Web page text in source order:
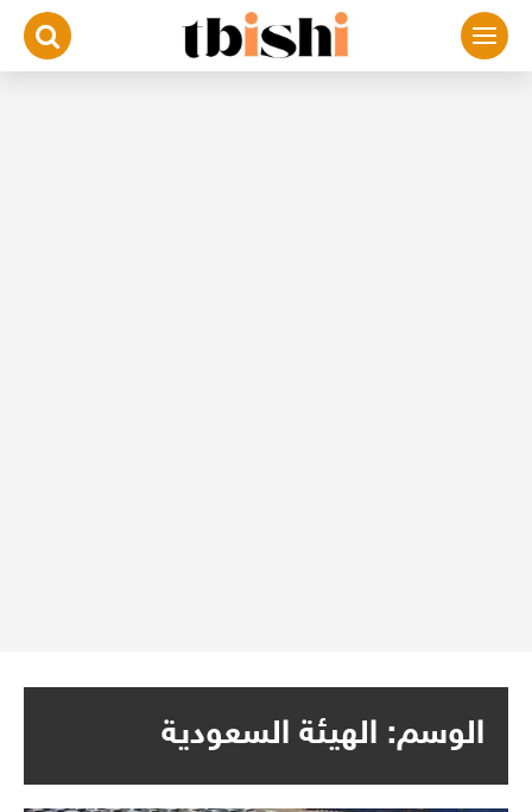
التجاوز
المحتوى
الوسم: الهيئة السعودية